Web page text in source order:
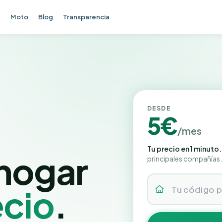
Moto Blog Transparencia
.
DESDE
5€/mes
Tu precio en 1 minuto.
principales compañías.